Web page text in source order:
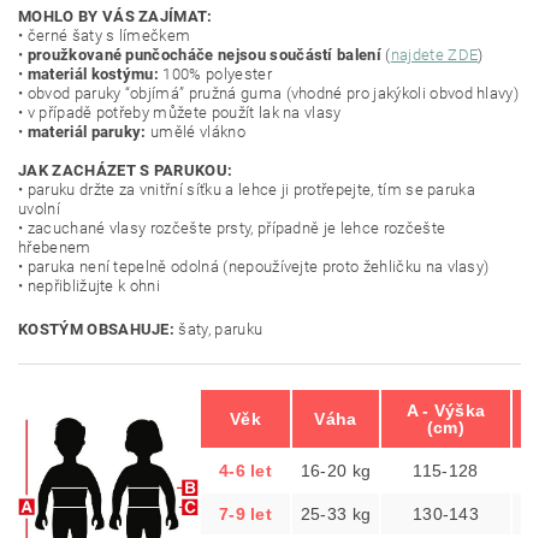
MOHLO BY VÁS ZAJÍMAT:
• černé šaty s límečkem
• proužkované punčocháče nejsou součástí balení (najdete ZDE)
• materiál kostýmu: 100% polyester
• obvod paruky “objímá” pružná guma (vhodné pro jakýkoli obvod hlavy)
• v případě potřeby můžete použít lak na vlasy
• materiál paruky: umělé vlákno
JAK ZACHÁZET S PARUKOU:
• paruku držte za vnitřní síťku a lehce ji protřepejte, tím se paruka
uvolní
• zacuchané vlasy rozčešte prsty, případně je lehce rozčešte
hřebenem
• paruka není tepelně odolná (nepoužívejte proto žehličku na vlasy)
• nepřibližujte k ohni
KOSTÝM OBSAHUJE: šaty, paruku
Věk Váha
A - Výška
(cm)
4-6 let 16-20 kg 115-128
7-9 let 25-33 kg 130-143